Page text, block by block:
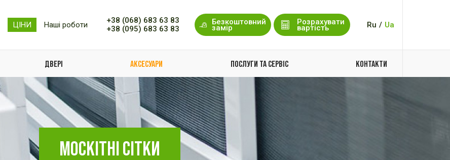
ЦІНИ Наші роботи
+38 (068) 683 63 83
+38 (095) 683 63 83
Безкоштовний
замір
Розрахувати
вартість Ru / Ua
ДВЕРІ АКСЕСУАРИ ПОСЛУГИ ТА СЕРВІС КОНТАКТИ
МОСКІТНІ СІТКИ